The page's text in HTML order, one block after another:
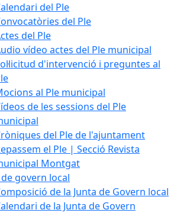
del Ple
del Ple
del Ple
vídeo actes del Ple municipal
d'intervenció i preguntes al
al Ple municipal
de les sessions del Ple
del Ple de l'ajuntament
el Ple | Secció Revista
Montgat
de govern local
de la Junta de Govern local
de la Junta de Govern